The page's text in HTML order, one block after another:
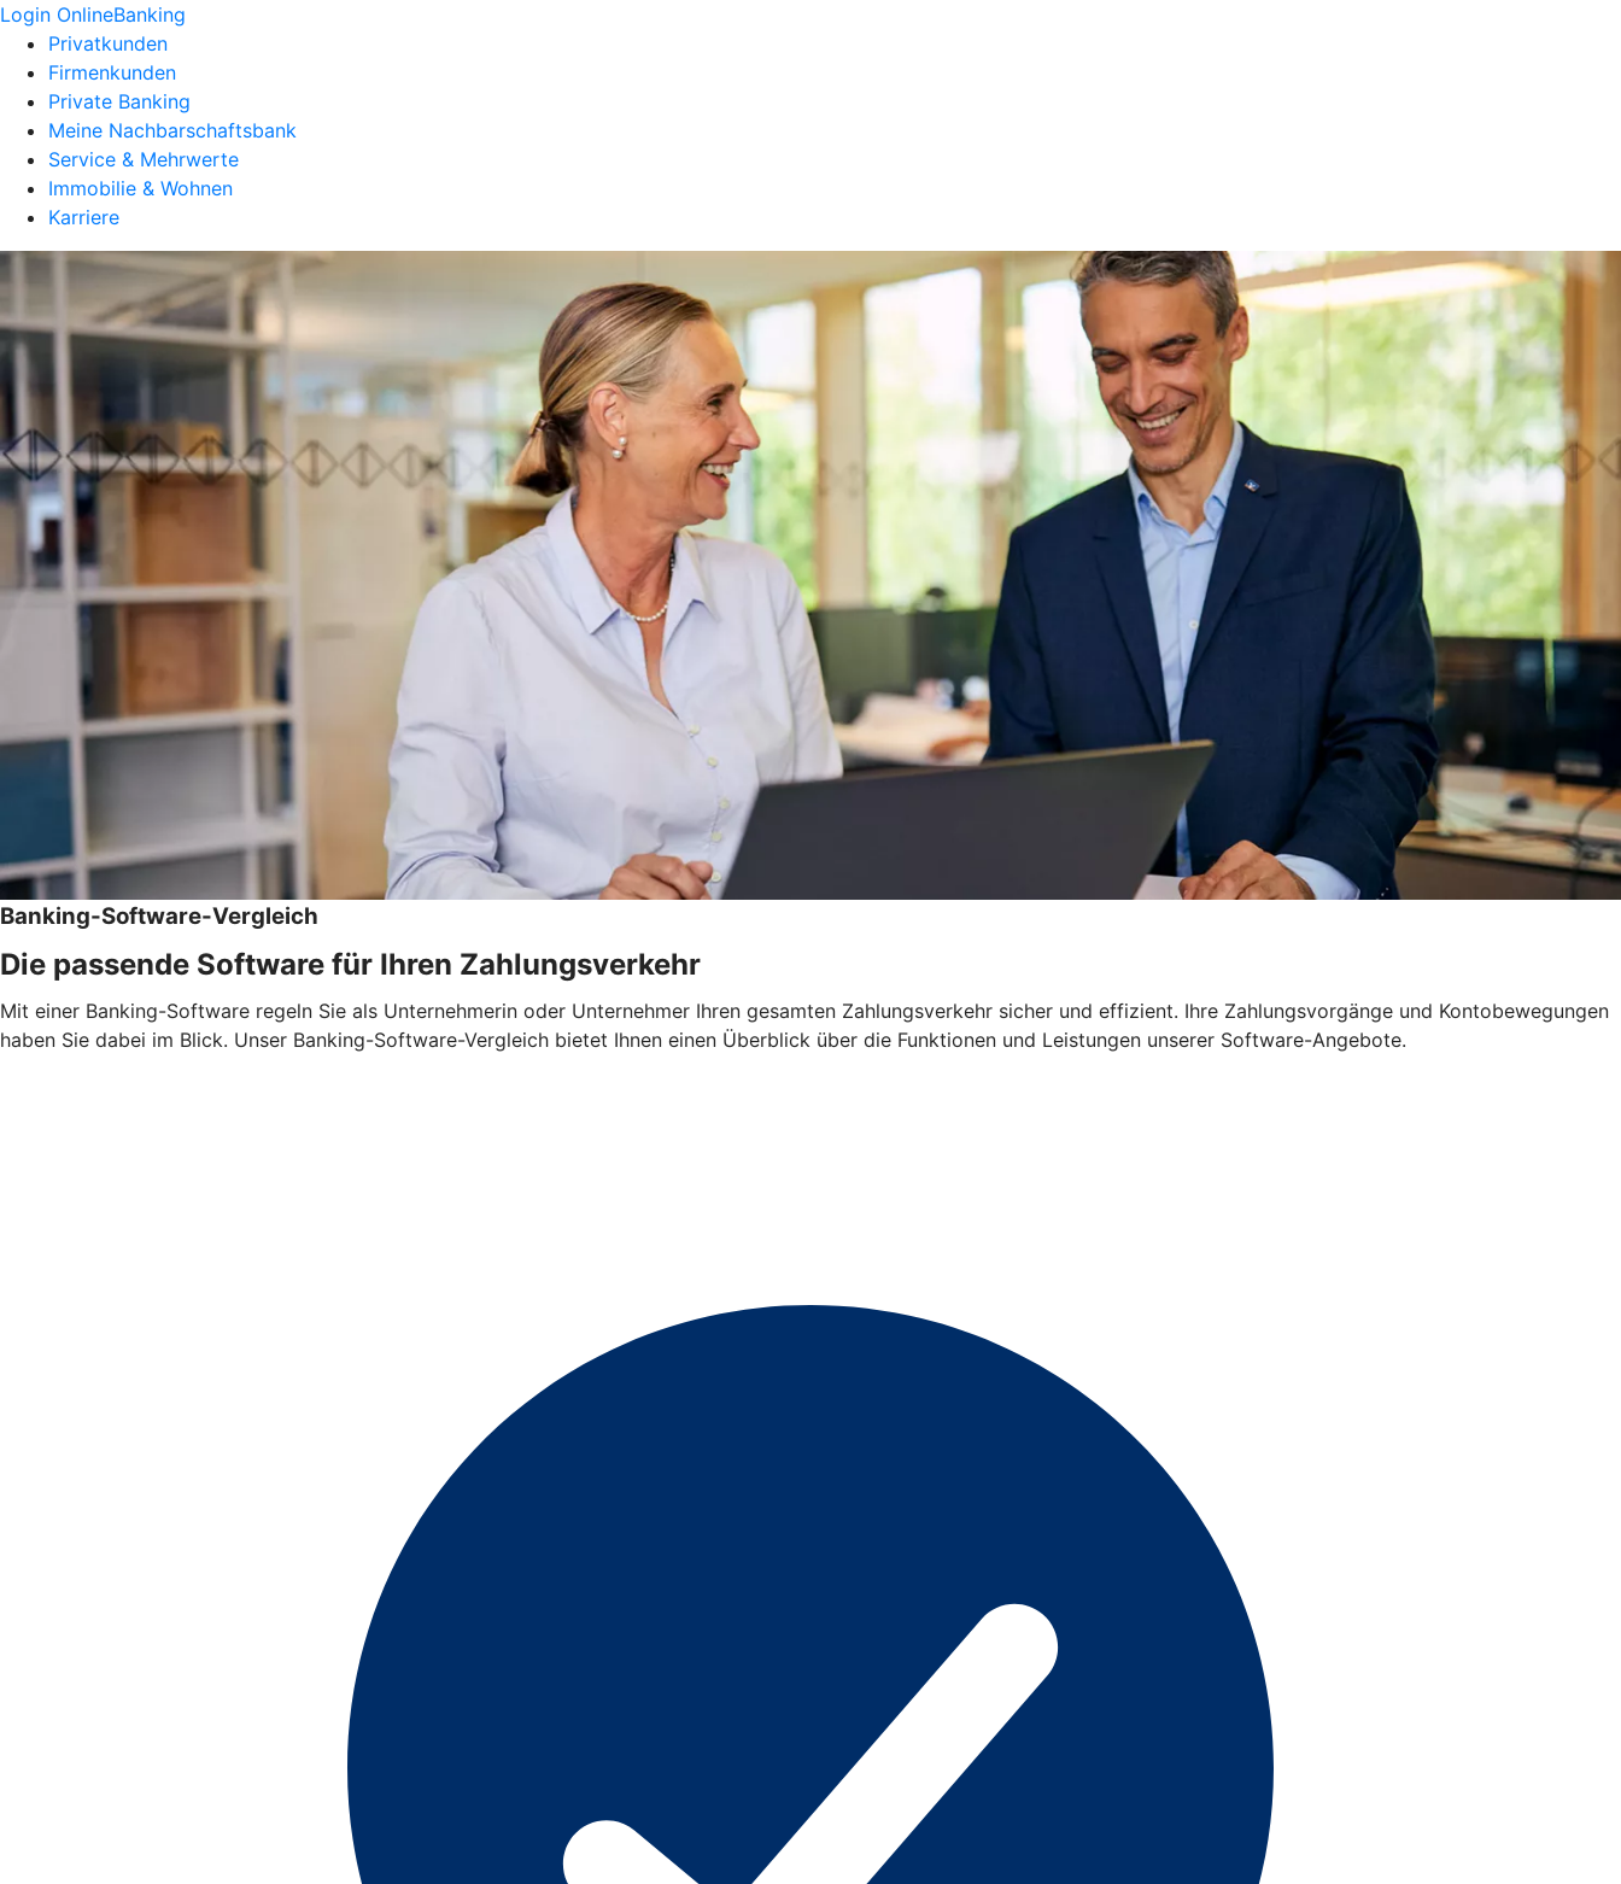
Login OnlineBanking
Privatkunden
Firmenkunden
Private Banking
Meine Nachbarschaftsbank
Service & Mehrwerte
Immobilie & Wohnen
Karriere
Banking-Software-Vergleich
Die passende Software für Ihren Zahlungsverkehr
Mit einer Banking-Software regeln Sie als Unternehmerin oder Unternehmer Ihren gesamten Zahlungsverkehr sicher und effizient. Ihre Zahlungsvorgänge und Kontobewegungen
haben Sie dabei im Blick. Unser Banking-Software-Vergleich bietet Ihnen einen Überblick über die Funktionen und Leistungen unserer Software-Angebote.